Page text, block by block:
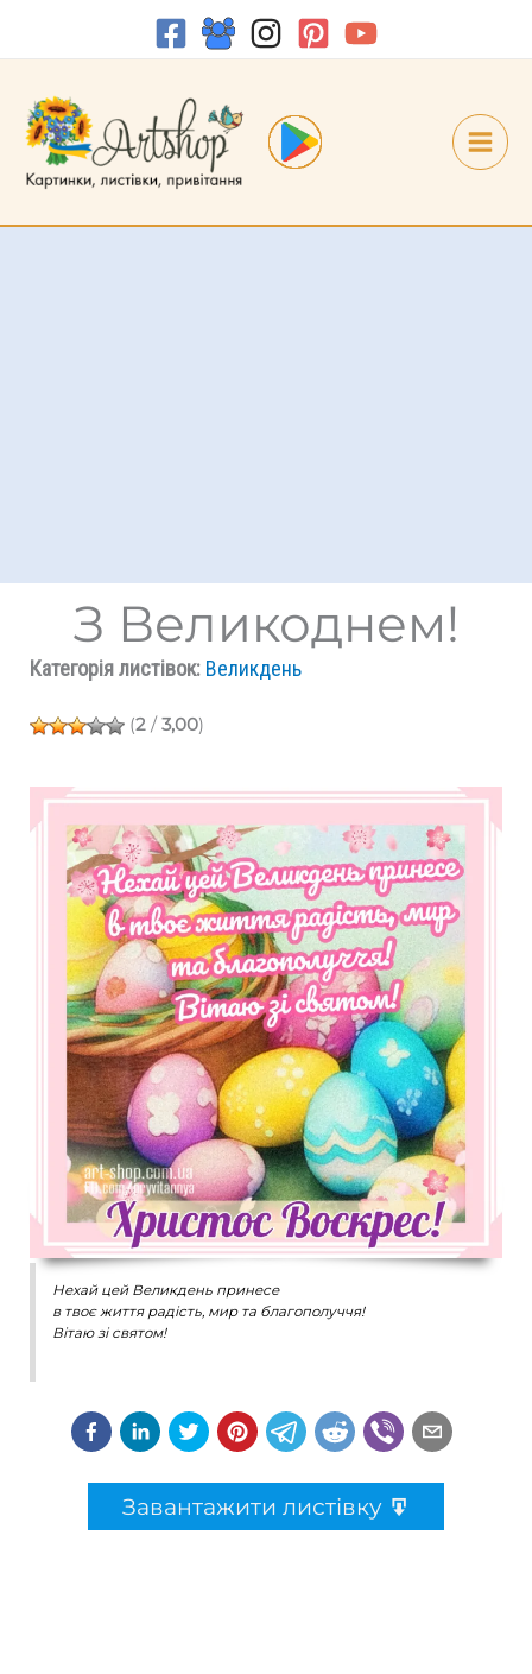
З Великоднем!
Категорія листівок: Великдень
(2 / 3,00)
Нехай цей Великдень принесе
в твоє життя радість, мир та благополуччя!
Вітаю зі святом!
Завантажити листівку